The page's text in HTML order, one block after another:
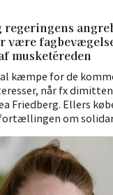
regeringens
være
musketéreden
kæmpe for de
når fx
Friedberg. Ellers
fortællingen om